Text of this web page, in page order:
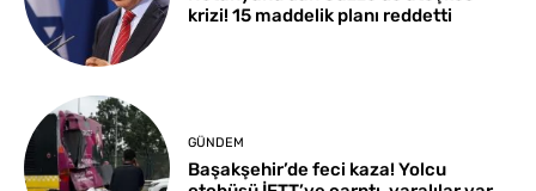
krizi! 15 maddelik planı reddetti
GÜNDEM
Başakşehir’de feci kaza! Yolcu